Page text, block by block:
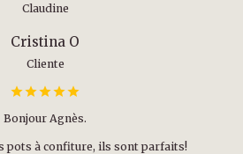
Claudine
Cristina O
Cliente
Bonjour Agnès.
pots à confiture, ils sont parfaits!